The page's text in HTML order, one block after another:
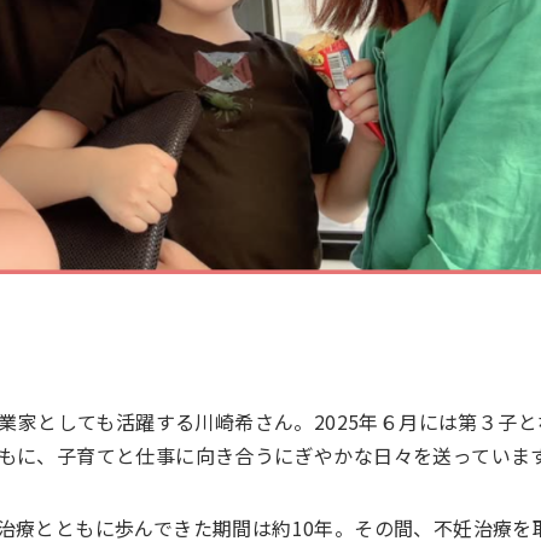
家としても活躍する川崎希さん。2025年６月には第３子
、子育てと仕事に向き合うにぎやかな日々を送っていま
とともに歩んできた期間は約10年。その間、不妊治療を